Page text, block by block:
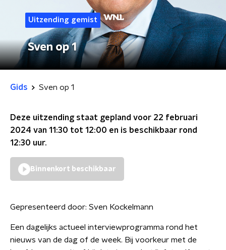
Uitzending gemist
Sven op 1
Gids Sven op 1
Deze uitzending staat gepland voor 22 februari
2024 van 11:30 tot 12:00 en is beschikbaar rond
12:30 uur.
Binnenkort beschikbaar
Gepresenteerd door: Sven Kockelmann
Een dagelijks actueel interviewprogramma rond het
nieuws van de dag of de week. Bij voorkeur met de